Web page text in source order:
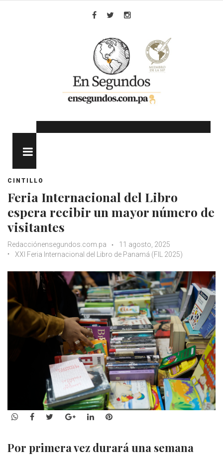
CINTILLO
Feria Internacional del Libro
espera recibir un mayor número de
visitantes
Redacciónensegundos.com.pa
11 agosto, 2025
XXI Feria Internacional del Libro de Panamá (FIL 2025)
WhatsApp
Facebook
TwitterGoogle+LinkedInPinterest
Por primera vez durará una semana